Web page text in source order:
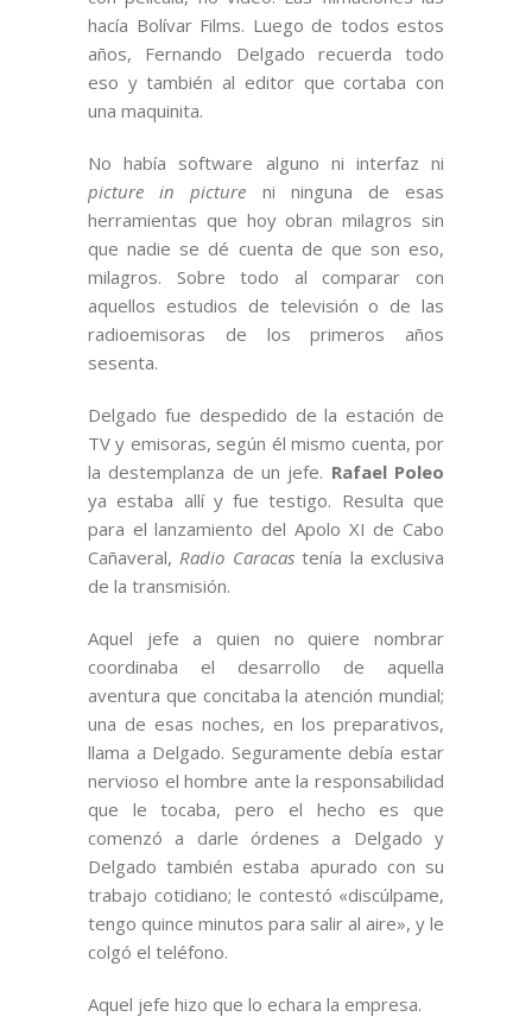
hacía Bolívar Films. Luego de todos estos
años, Fernando Delgado recuerda todo
eso y también al editor que cortaba con
una maquinita.
No había software alguno ni interfaz ni
picture in picture ni ninguna de esas
herramientas que hoy obran milagros sin
que nadie se dé cuenta de que son eso,
milagros. Sobre todo al comparar con
aquellos estudios de televisión o de las
radioemisoras de los primeros años
sesenta.
Delgado fue despedido de la estación de
TV y emisoras, según él mismo cuenta, por
la destemplanza de un jefe. Rafael Poleo
ya estaba allí y fue testigo. Resulta que
para el lanzamiento del Apolo XI de Cabo
Cañaveral,Radio Caracastenía la exclusiva
de la transmisión.
Aquel jefe a quien no quiere nombrar
coordinaba el desarrollo de aquella
aventura que concitaba la atención mundial;
una de esas noches, en los preparativos,
llama a Delgado. Seguramente debía estar
nervioso el hombre ante la responsabilidad
que le tocaba, pero el hecho es que
comenzó a darle órdenes a Delgado y
Delgado también estaba apurado con su
trabajo cotidiano; le contestó «discúlpame,
tengo quince minutos para salir al aire», y le
colgó el teléfono.
Aquel jefe hizo que lo echara la empresa.